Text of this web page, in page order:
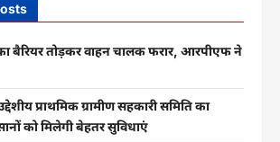
बैरियर तोड़कर वाहन चालक फरार, आरपीएफ ने
प्राथमिक ग्रामीण सहकारी समिति का
को मिलेगी बेहतर सुविधाएं